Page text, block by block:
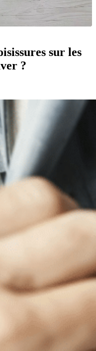
sur les
?